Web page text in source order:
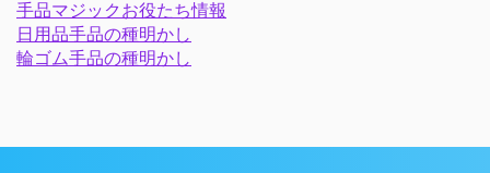
手品マジックお役たち情報
日用品手品の種明かし
輪ゴム手品の種明かし